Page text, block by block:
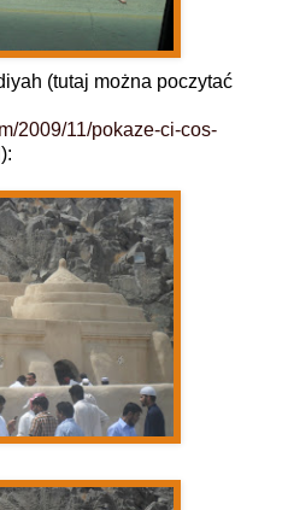
(tutaj można poczytać
2009/11/pokaze-ci-cos-
):